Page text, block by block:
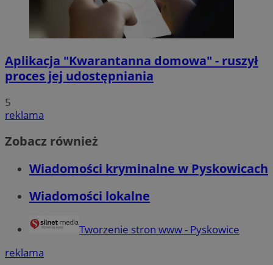
Aplikacja "Kwarantanna domowa" - ruszył
proces jej udostępniania
5
reklama
Zobacz również
Wiadomości kryminalne w Pyskowicach
Wiadomości lokalne
Tworzenie stron www - Pyskowice
reklama